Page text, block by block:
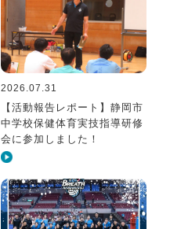
2026.07.31
【活動報告レポート】静岡市
中学校保健体育実技指導研修
会に参加しました！